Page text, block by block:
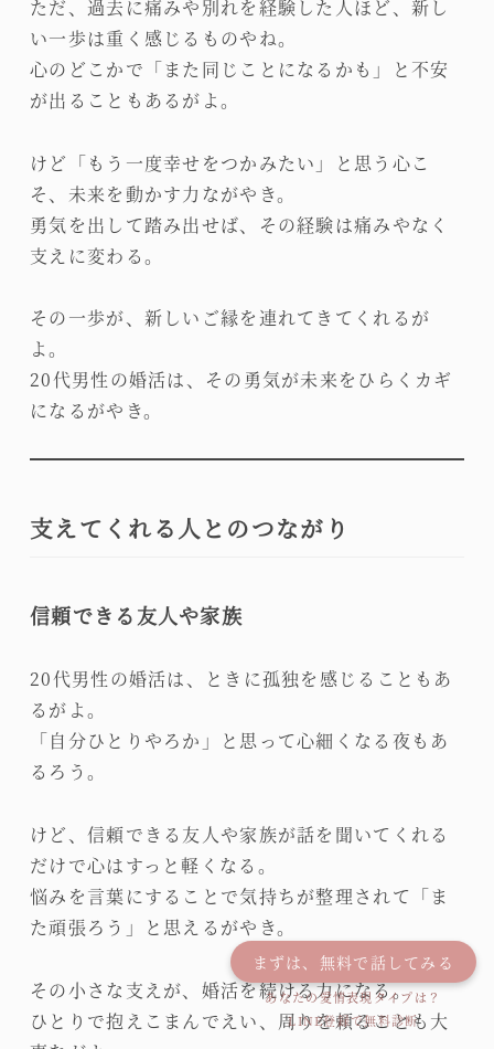
ただ、過去に痛みや別れを経験した人ほど、新し
い一歩は重く感じるものやね。
心のどこかで「また同じことになるかも」と不安
が出ることもあるがよ。
けど「もう一度幸せをつかみたい」と思う心こ
そ、未来を動かす力ながやき。
勇気を出して踏み出せば、その経験は痛みやなく
支えに変わる。
その一歩が、新しいご縁を連れてきてくれるが
よ。
20代男性の婚活は、その勇気が未来をひらくカギ
になるがやき。
支えてくれる人とのつながり
信頼できる友人や家族
20代男性の婚活は、ときに孤独を感じることもあ
るがよ。
「自分ひとりやろか」と思って心細くなる夜もあ
るろう。
けど、信頼できる友人や家族が話を聞いてくれる
だけで心はすっと軽くなる。
悩みを言葉にすることで気持ちが整理されて「ま
た頑張ろう」と思えるがやき。
その小さな支えが、婚活を続ける力になる。
ひとりで抱えこまんでえい、周りを頼ることも大
まずは、無料で話してみる
あなたの愛情表現タイプは？
LINE登録で無料診断